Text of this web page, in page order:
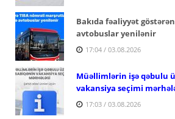
Bakıda fəaliyyət
avtobuslar yenilənir
17:04 / 03.08.2026
Müəllimlərin işə qəbulu
vakansiya seçimi
17:03 / 03.08.2026